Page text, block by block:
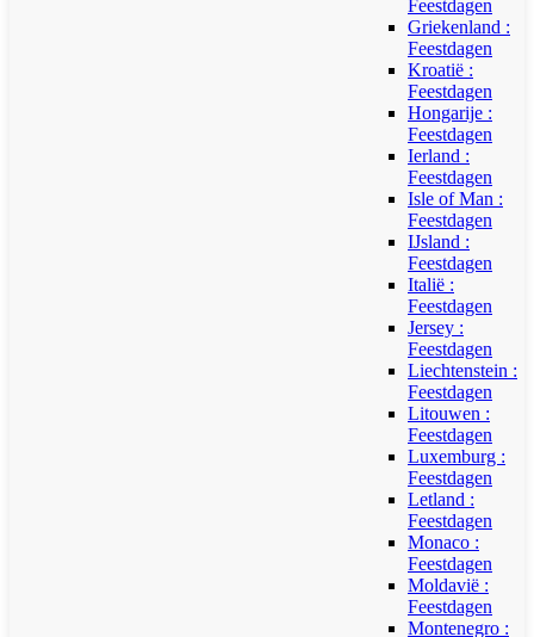
Feestdagen
Griekenland :
Feestdagen
Kroatië :
Feestdagen
Hongarije :
Feestdagen
Ierland :
Feestdagen
Isle of Man :
Feestdagen
IJsland :
Feestdagen
Italië :
Feestdagen
Jersey :
Feestdagen
Liechtenstein :
Feestdagen
Litouwen :
Feestdagen
Luxemburg :
Feestdagen
Letland :
Feestdagen
Monaco :
Feestdagen
Moldavië :
Feestdagen
Montenegro :